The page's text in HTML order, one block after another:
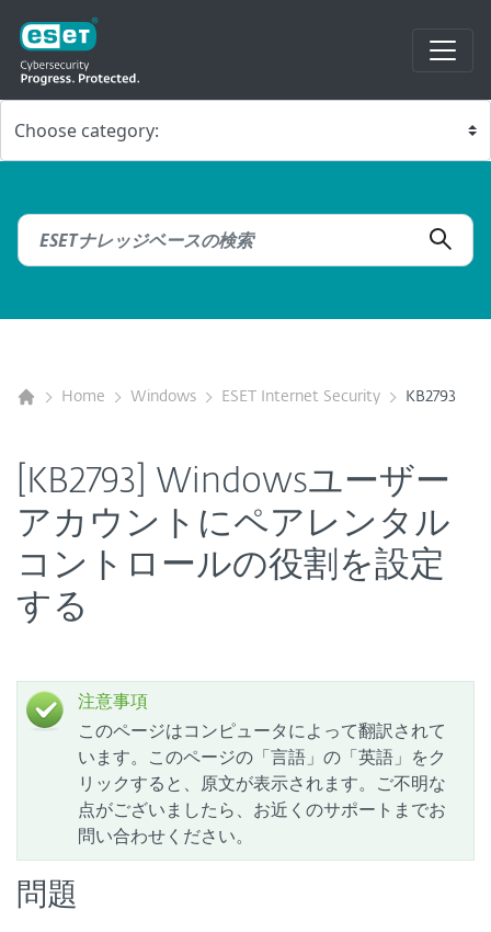
Home Windows ESET Internet Security KB2793
[KB2793] Windowsユーザー
アカウントにペアレンタル
コントロールの役割を設定
する
注意事項
このページはコンピュータによって翻訳されて
います。このページの「言語」の「英語」をク
リックすると、原文が表示されます。ご不明な
点がございましたら、お近くのサポートまでお
問い合わせください。
問題